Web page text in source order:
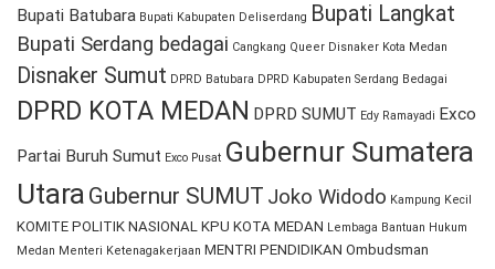
Bupati Batubara Bupati Kabupaten Deliserdang Bupati Langkat
Bupati Serdang bedagai Cangkang Queer Disnaker Kota Medan
Disnaker Sumut DPRD Batubara DPRD Kabupaten Serdang Bedagai
DPRD KOTA MEDAN DPRD SUMUT Edy Ramayadi Exco
Partai Buruh Sumut Exco Pusat Gubernur Sumatera
Utara Gubernur SUMUT Joko Widodo Kampung Kecil
KOMITE POLITIK NASIONAL KPU KOTA MEDAN Lembaga Bantuan Hukum
Medan Menteri Ketenagakerjaan MENTRI PENDIDIKAN Ombudsman